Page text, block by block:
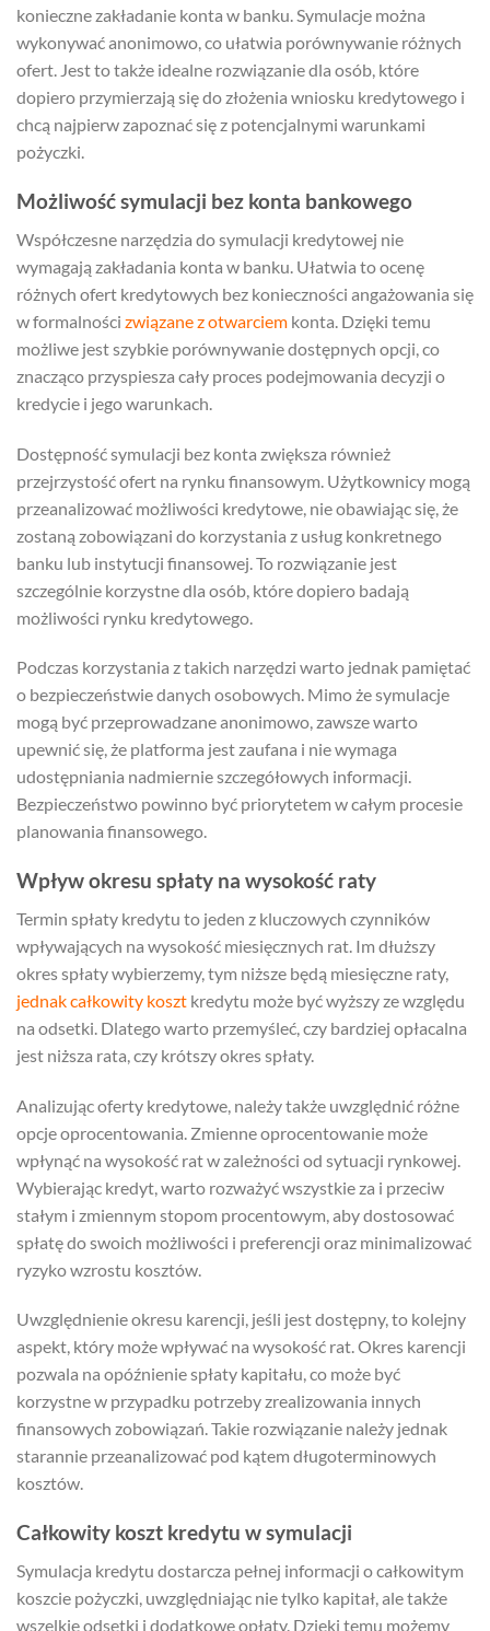
konieczne zakładanie konta w banku. Symulacje można
wykonywać anonimowo, co ułatwia porównywanie różnych
ofert. Jest to także idealne rozwiązanie dla osób, które
dopiero przymierzają się do złożenia wniosku kredytowego i
chcą najpierw zapoznać się z potencjalnymi warunkami
pożyczki.
Możliwość symulacji bez konta bankowego
Współczesne narzędzia do symulacji kredytowej nie
wymagają zakładania konta w banku. Ułatwia to ocenę
różnych ofert kredytowych bez konieczności angażowania się
w formalności związane z otwarciem konta. Dzięki temu
możliwe jest szybkie porównywanie dostępnych opcji, co
znacząco przyspiesza cały proces podejmowania decyzji o
kredycie i jego warunkach.
Dostępność symulacji bez konta zwiększa również
przejrzystość ofert na rynku finansowym. Użytkownicy mogą
przeanalizować możliwości kredytowe, nie obawiając się, że
zostaną zobowiązani do korzystania z usług konkretnego
banku lub instytucji finansowej. To rozwiązanie jest
szczególnie korzystne dla osób, które dopiero badają
możliwości rynku kredytowego.
Podczas korzystania z takich narzędzi warto jednak pamiętać
o bezpieczeństwie danych osobowych. Mimo że symulacje
mogą być przeprowadzane anonimowo, zawsze warto
upewnić się, że platforma jest zaufana i nie wymaga
udostępniania nadmiernie szczegółowych informacji.
Bezpieczeństwo powinno być priorytetem w całym procesie
planowania finansowego.
Wpływ okresu spłaty na wysokość raty
Termin spłaty kredytu to jeden z kluczowych czynników
wpływających na wysokość miesięcznych rat. Im dłuższy
okres spłaty wybierzemy, tym niższe będą miesięczne raty,
jednak całkowity koszt kredytu może być wyższy ze względu
na odsetki. Dlatego warto przemyśleć, czy bardziej opłacalna
jest niższa rata, czy krótszy okres spłaty.
Analizując oferty kredytowe, należy także uwzględnić różne
opcje oprocentowania. Zmienne oprocentowanie może
wpłynąć na wysokość rat w zależności od sytuacji rynkowej.
Wybierając kredyt, warto rozważyć wszystkie za i przeciw
stałym i zmiennym stopom procentowym, aby dostosować
spłatę do swoich możliwości i preferencji oraz minimalizować
ryzyko wzrostu kosztów.
Uwzględnienie okresu karencji, jeśli jest dostępny, to kolejny
aspekt, który może wpływać na wysokość rat. Okres karencji
pozwala na opóźnienie spłaty kapitału, co może być
korzystne w przypadku potrzeby zrealizowania innych
finansowych zobowiązań. Takie rozwiązanie należy jednak
starannie przeanalizować pod kątem długoterminowych
kosztów.
Całkowity koszt kredytu w symulacji
Symulacja kredytu dostarcza pełnej informacji o całkowitym
koszcie pożyczki, uwzględniając nie tylko kapitał, ale także
wszelkie odsetki i dodatkowe opłaty. Dzięki temu możemy